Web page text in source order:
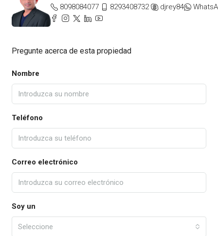
8098084077
8293408732 djrey84
Pregunte acerca de esta propiedad
Nombre
Teléfono
Correo electrónico
Soy un
Seleccione